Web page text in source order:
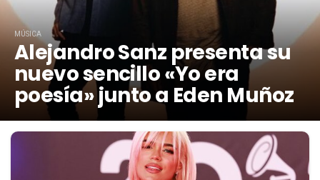
MÚSICA
Alejandro Sanz presenta su
nuevo sencillo «Yo era
poesía» junto a Eden Muñoz